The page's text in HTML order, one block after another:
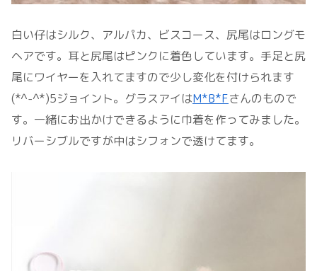
白い仔はシルク、アルパカ、ビスコース、尻尾はロングモ
ヘアです。耳と尻尾はピンクに着色しています。手足と尻
尾にワイヤーを入れてますので少し変化を付けられます
(*^-^*)5ジョイント。グラスアイはM*B*Fさんのもので
す。一緒にお出かけできるように巾着を作ってみました。
リバーシブルですが中はシフォンで透けてます。